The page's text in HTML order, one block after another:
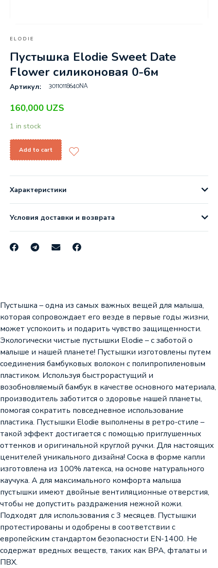
ELODIE
Пустышка Elodie Sweet Date
Flower силиконовая 0-6м
Артикул: 30110118640NA
160,000 UZS
1 in stock
Add to cart
Характеристики
Условия доставки и возврата
Пустышка – одна из самых важных вещей для малыша,
которая сопровождает его везде в первые годы жизни,
может успокоить и подарить чувство защищенности.
Экологичеcки чистые пустышки Elodie – с заботой о
малыше и нашей планете! Пустышки изготовлены путем
соединения бамбуковых волокон с полипропиленовым
пластиком. Используя быстрорастущий и
возобновляемый бамбук в качестве основного материала,
производитель заботится о здоровье нашей планеты,
помогая сократить повседневное использование
пластика. Пустышки Elodie выполнены в ретро-стиле –
такой эффект достигается с помощью приглушенных
оттенков и оригинальной круглой ручки. Для настоящих
ценителей уникального дизайна! Соска в форме капли
изготовлена из 100% латекса, на основе натурального
каучука. А для максимального комфорта малыша
пустышки имеют двойные вентиляционные отверстия,
чтобы не допустить раздражения нежной кожи.
Подходят для использования с 3 месяцев. Пустышки
протестированы и одобрены в соответствии с
европейским стандартом безопасности EN-1400. Не
содержат вредных веществ, таких как BPA, фталаты и
ПВХ.